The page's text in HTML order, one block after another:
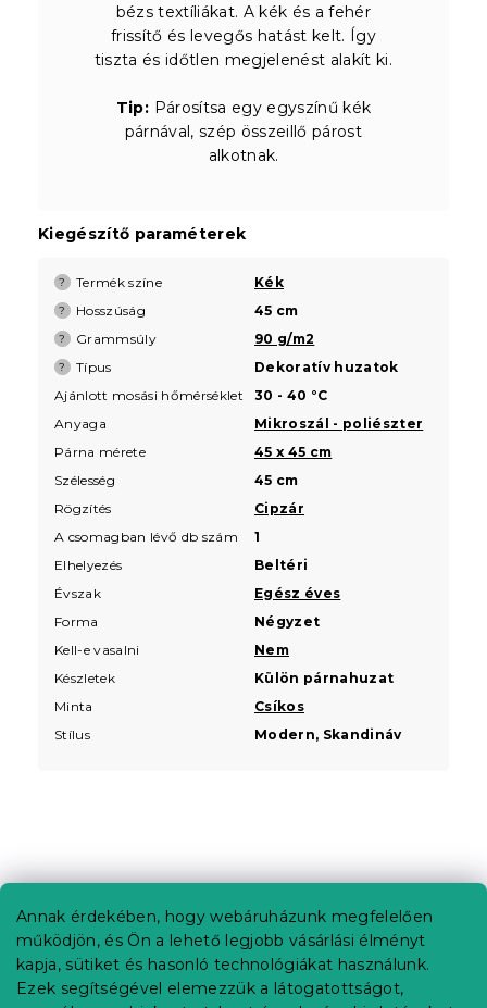
Annak érdekében, hogy webáruházunk megfelelően
működjön, és Ön a lehető legjobb vásárlási élményt
kapja, sütiket és hasonló technológiákat használunk.
Ezek segítségével elemezzük a látogatottságot,
bézs textíliákat. A kék és a fehér
frissítő és levegős hatást kelt. Így
tiszta és időtlen megjelenést alakít ki.
Tip: Párosítsa egy egyszínű kék
párnával, szép összeillő párost
alkotnak.
Kiegészítő paraméterek
? Termék színe Kék
? Hosszúság 45 cm
? Grammsúly 90 g/m2
? Típus
Dekoratív huzatok
Ajánlott mosási hőmérséklet
30 - 40 °C
Anyaga
Mikroszál - poliészter
Párna mérete
45 x 45 cm
Szélesség
45 cm
Rögzítés
Cipzár
A csomagban lévő db szám
1
Elhelyezés
Beltéri
Évszak
Egész éves
Forma
Négyzet
Kell-e vasalni
Nem
Készletek
Külön párnahuzat
Minta
Csíkos
Stílus
Modern, Skandináv
á
Információ az Ön számára
Rendelés követése
Szállítási lehetőségek